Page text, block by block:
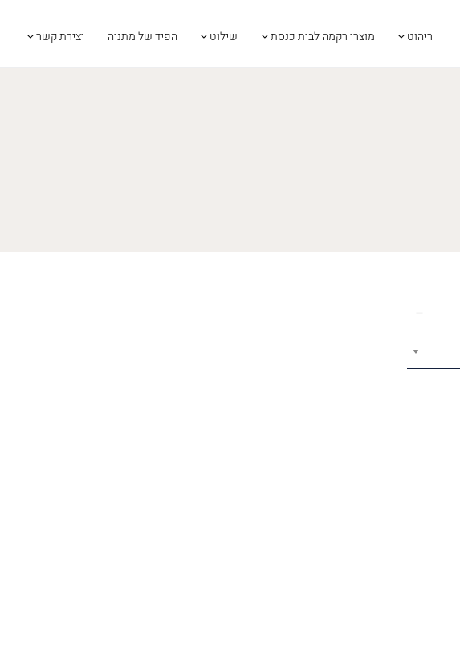
ריהוט מוצרי רקמה לבית כנסת שילוט הפיד של מתניה יצירת קשר